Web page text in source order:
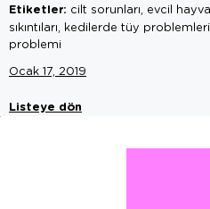
Etiketler: cilt sorunları, evcil
sıkıntıları, kedilerde tüy
problemi
Ocak 17, 2019
Listeye dön